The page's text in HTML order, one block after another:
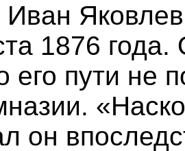
1876
его пути не
он